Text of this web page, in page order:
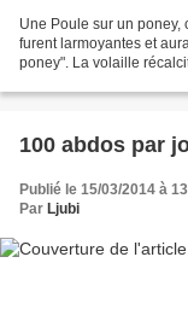
Une Poule sur un poney,
furent larmoyantes et
poney". La volaille
100 abdos par
Publié le 15/03/2014 à
Par Ljubi